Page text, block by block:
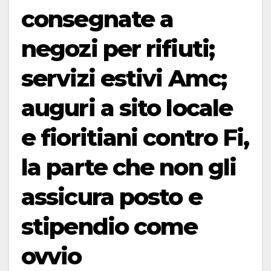
consegnate a
negozi per rifiuti;
servizi estivi Amc;
auguri a sito locale
e fioritiani contro Fi,
la parte che non gli
assicura posto e
stipendio come
ovvio